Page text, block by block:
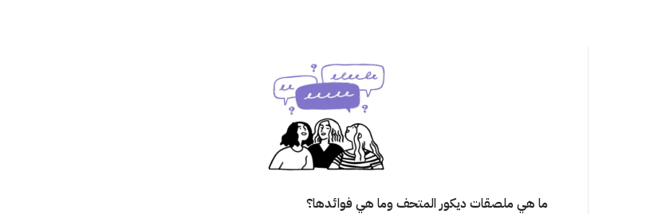
ما هي ملصقات ديكور المتحف وما هي فوائدها؟